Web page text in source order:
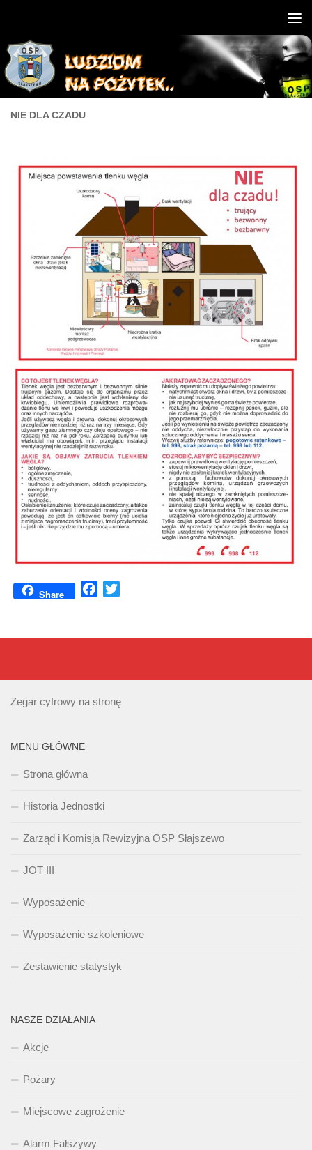
NIE DLA CZADU
Share Facebook
Zegar cyfrowy na stronę
MENU GŁÓWNE
Strona główna
Historia Jednostki
Zarząd i Komisja Rewizyjna OSP Słajszewo
JOT III
Wyposażenie
Wyposażenie szkoleniowe
Zestawienie statystyk
NASZE DZIAŁANIA
Akcje
Pożary
Miejscowe zagrożenie
Alarm Fałszywy